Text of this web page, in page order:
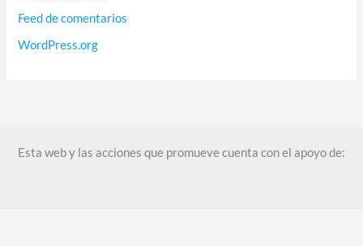
Feed de comentarios
WordPress.org
Esta web y las acciones que promueve cuenta con el apoyo de: